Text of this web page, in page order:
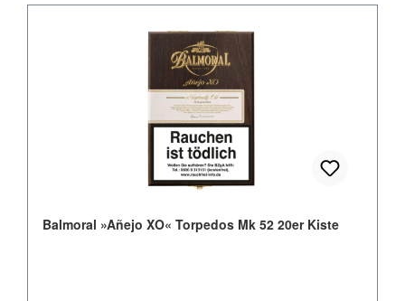
Balmoral »Añejo XO« Torpedos Mk 52 20er Kiste